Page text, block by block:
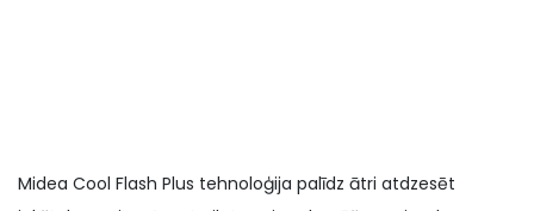
Midea Cool Flash Plus tehnoloģija palīdz ātri atdzesēt